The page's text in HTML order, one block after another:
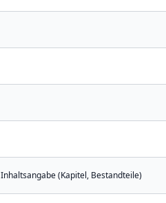
Inhaltsangabe (Kapitel, Bestandteile)